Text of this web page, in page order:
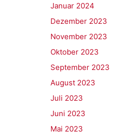
Januar 2024
Dezember 2023
November 2023
Oktober 2023
September 2023
August 2023
Juli 2023
Juni 2023
Mai 2023